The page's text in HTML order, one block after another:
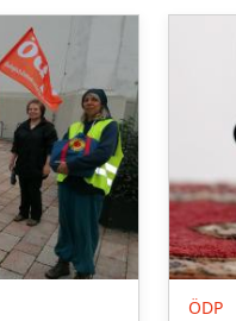
ÖDP